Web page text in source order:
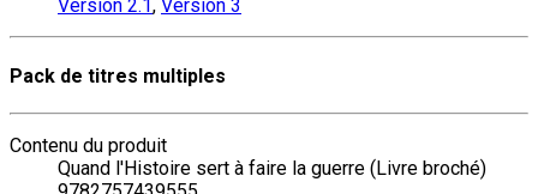
Version 2.1, Version 3
Pack de titres multiples
Contenu du produit
Quand l'Histoire sert à faire la guerre (Livre broché)